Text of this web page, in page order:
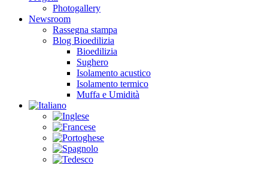
Photogallery
Newsroom
Rassegna stampa
Blog Bioedilizia
Bioedilizia
Sughero
Isolamento acustico
Isolamento termico
Muffa e Umidità